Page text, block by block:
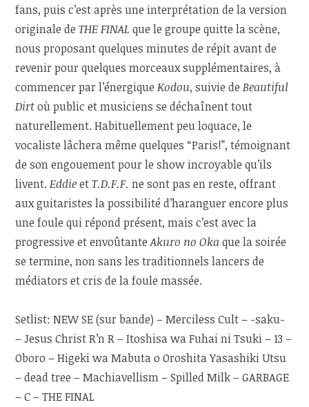
fans, puis c’est après une interprétation de la version
originale deTHE FINAL que le groupe quitte la scène,
nous proposant quelques minutes de répit avant de
revenir pour quelques morceaux supplémentaires, à
commencer par l’énergiqueKodou, suivie deBeautiful
Dirtoù public et musiciens se déchaînent tout
naturellement. Habituellement peu loquace, le
vocaliste lâchera même quelques “Paris!”, témoignant
de son engouement pour le show incroyable qu’ils
livent.EddieetT.D.F.F. ne sont pas en reste, offrant
aux guitaristes la possibilité d’haranguer encore plus
une foule qui répond présent, mais c’est avec la
progressive et envoûtanteAkuro no Oka que la soirée
se termine, non sans les traditionnels lancers de
médiators et cris de la foule massée.
Setlist: NEW SE (sur bande) – Merciless Cult – -saku-
– Jesus Christ R’n R – Itoshisa wa Fuhai ni Tsuki – 13 –
Oboro – Higeki wa Mabuta o Oroshita Yasashiki Utsu
– dead tree – Machiavellism – Spilled Milk – GARBAGE
– C – THE FINAL